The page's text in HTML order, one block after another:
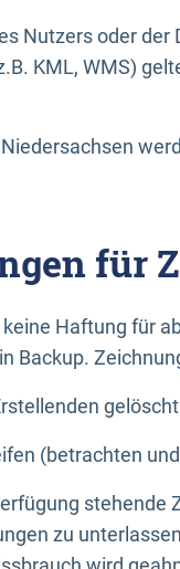
Nutzers oder
KML, WMS)
für
Haftung für
Backup.
(betrachten
zu